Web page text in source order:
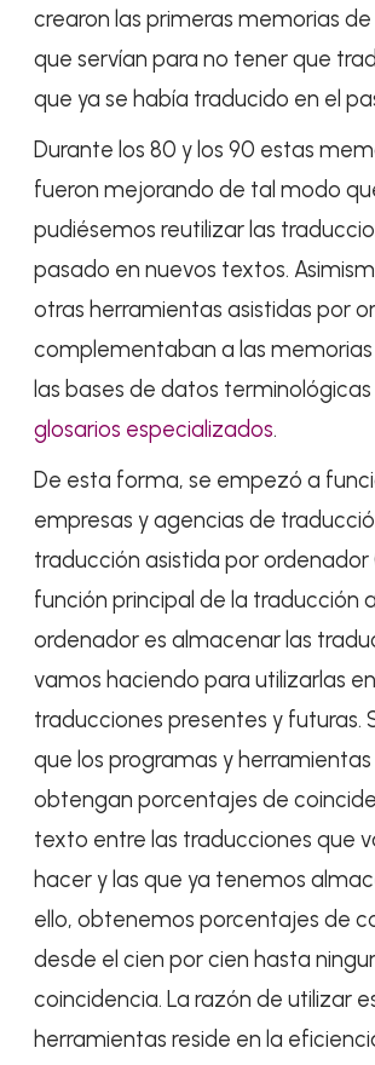
crearon las primeras memorias
que servían para no tener que
que ya se había traducido en el
Durante los 80 y los 90 estas
fueron mejorando de tal modo
pudiésemos reutilizar las
pasado en nuevos textos.
otras herramientas asistidas por
complementaban a las
las bases de datos terminológicas
glosarios especializados.
De esta forma, se empezó a
empresas y agencias de
traducción asistida por ordenador
función principal de la traducción
ordenador es almacenar las
vamos haciendo para utilizarlas en
traducciones presentes y futuras.
que los programas y
obtengan porcentajes de
texto entre las traducciones que
hacer y las que ya tenemos
ello, obtenemos porcentajes de
desde el cien por cien hasta
coincidencia. La razón de utilizar
herramientas reside en la